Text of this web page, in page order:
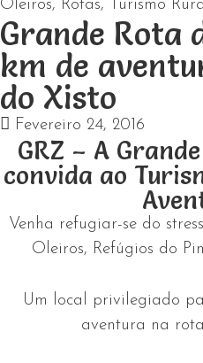
Oleiros, Rotas, Turismo
Grande Rota
km de
do Xisto
Fevereiro 24, 2016
GRZ – A
convida ao
Venha refugiar-se do
Oleiros, Refúgios do
Um local privilegiado
aventura na